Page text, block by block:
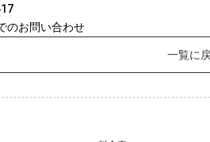
一覧に